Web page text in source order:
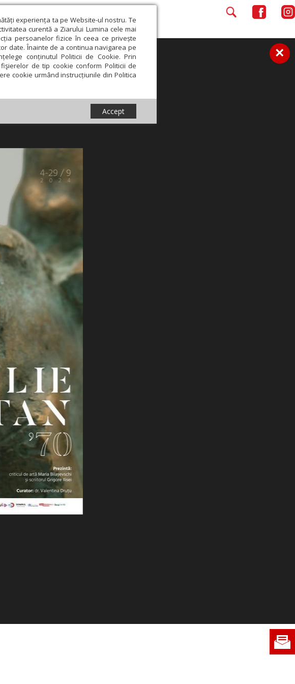
experiența ta pe Website-ul nostru. Te
curentă a Ziarului Lumina cele mai
persoanelor fizice în ceea ce privește
date. Înainte de a continua navigarea pe
conținutul Politicii de Cookie. Prin
de tip cookie conform Politicii de
cookie urmând instrucțiunile din Politica
Accept
×